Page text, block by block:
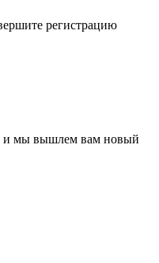
регистрацию
и мы вышлем вам новый